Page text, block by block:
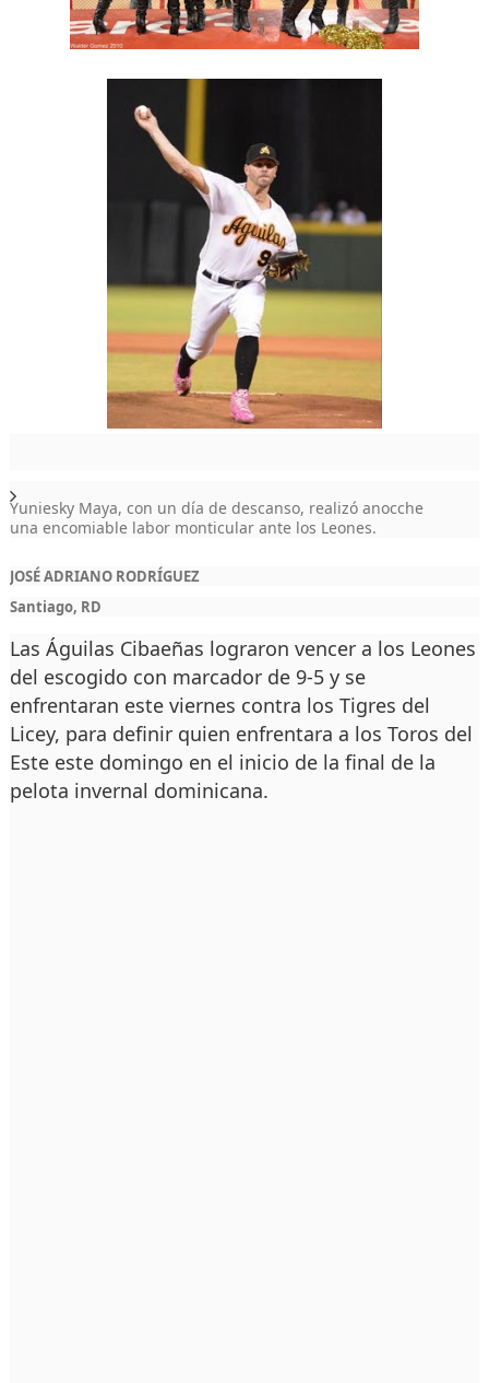
Yuniesky Maya, con un día de descanso, realizó anocche
una encomiable labor monticular ante los Leones.
JOSÉ ADRIANO RODRÍGUEZ
Santiago, RD
Las Águilas Cibaeñas lograron vencer a los Leones
del escogido con marcador de 9-5 y se
enfrentaran este viernes contra los Tigres del
Licey, para definir quien enfrentara a los Toros del
Este este domingo en el inicio de la final de la
pelota invernal dominicana.